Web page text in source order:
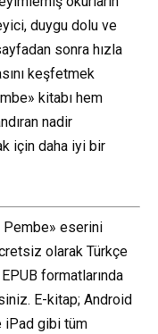
duygu dolu ve
sonra hızla
keşfetmek
kitabı hem
nadir
için daha iyi bir
Pembe» eserini
olarak Türkçe
formatlarında
E-kitap; Android
iPad gibi tüm